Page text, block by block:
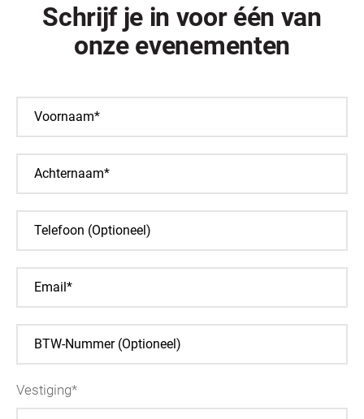
Schrijf je in voor één van
onze evenementen
Vestiging*